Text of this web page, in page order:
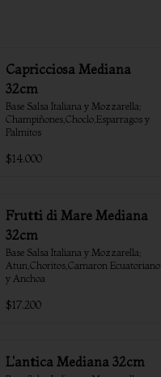
Capricciosa Mediana
32cm
Base Salsa Italiana y Mozzarella;
Champiñones,Choclo,Esparragos y
Palmitos
$14.000
Frutti di Mare Mediana
32cm
Base Salsa Italiana y Mozzarella;
Atun,Choritos,Camaron Ecuatoriano
y Anchoa
$17.200
L'antica Mediana 32cm